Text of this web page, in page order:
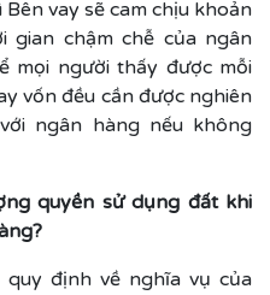
vay sẽ cam chịu khoản
gian chậm chễ của ngân
mọi người thấy được mỗi
vốn đều cần được nghiên
ngân hàng nếu không
quyền sử dụng đất khi
định về nghĩa vụ của